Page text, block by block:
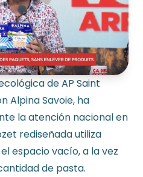
de AP Saint
Alpina Savoie, ha
la atención nacional en
rediseñada utiliza
espacio vacío, a la vez
de pasta.